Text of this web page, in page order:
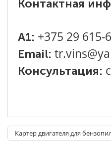
Контактная
A1: +375 29 615-
Email:
Консультация:
Картер двигателя для